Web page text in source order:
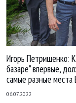
Игорь Петришенко:
базаре" впервые,
самые разные места
06.07.2022